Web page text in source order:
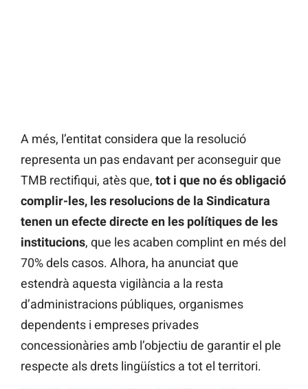
A més, l’entitat considera que la resolució
representa un pas endavant per aconseguir que
TMB rectifiqui, atès que, tot i que no és obligació
complir-les, les resolucions de la Sindicatura
tenen un efecte directe en les polítiques de les
institucions, que les acaben complint en més del
70% dels casos. Alhora, ha anunciat que
estendrà aquesta vigilància a la resta
d’administracions públiques, organismes
dependents i empreses privades
concessionàries amb l’objectiu de garantir el ple
respecte als drets lingüístics a tot el territori.